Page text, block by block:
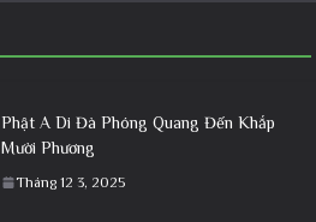
Phật A Di Đà Phóng Quang Đến Khắp
Mười Phương
Tháng 12 3, 2025